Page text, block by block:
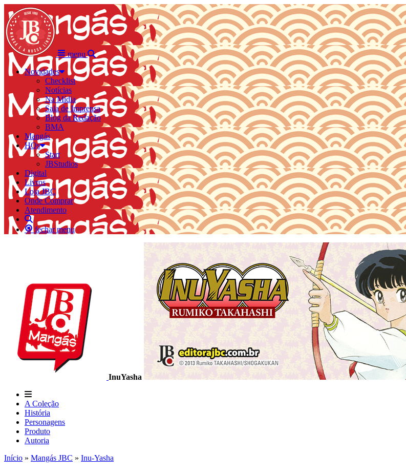
menu
Novidades
Checklist
Notícias
Na Mídia
Sala de Imprensa
Blog da Redação
BMA
Mangás
HQs
Start
JBStudios
Digital
Livros
Loja JBC
Onde Comprar
Atendimento
fechar menu
InuYasha
A Coleção
História
Personagens
Produto
Autoria
Início » Mangás JBC » Inu-Yasha